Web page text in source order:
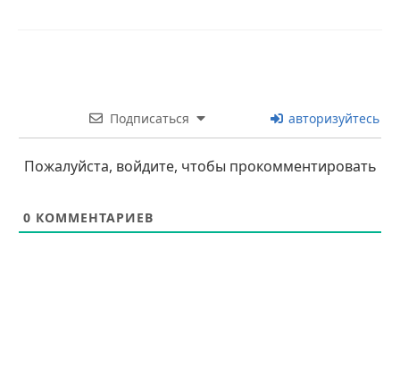
Подписаться авторизуйтесь
Пожалуйста, войдите, чтобы прокомментировать
0 КОММЕНТАРИЕВ